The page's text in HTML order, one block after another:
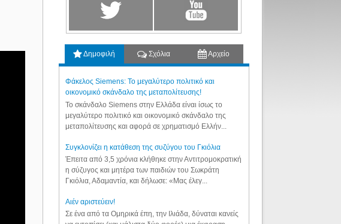
Δημοφιλή Σχόλια Αρχείο
Φάκελος Siemens: Το μεγαλύτερο πολιτικό και
οικονομικό σκάνδαλο της μεταπολίτευσης!
Το σκάνδαλο Siemens στην Ελλάδα είναι ίσως το
μεγαλύτερο πολιτικό και οικονομικό σκάνδαλο της
μεταπολίτευσης και αφορά σε χρηματισμό Ελλήν...
Συγκλονίζει η κατάθεση της συζύγου του Γκιόλια
Έπειτα από 3,5 χρόνια κλήθηκε στην Αντιτρομοκρατική
η σύζυγος και μητέρα των παιδιών του Σωκράτη
Γκιόλια, Αδαμαντία, και δήλωσε: «Μας έλεγ...
Aιέν αριστεύειν!
Σε ένα από τα Ομηρικά έπη, την Ιλιάδα, δύναται κανείς